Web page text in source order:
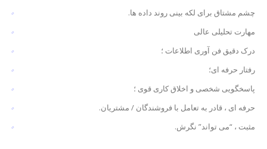
چشم مشتاق برای لکه بینی روند داده ها.
مهارت تحلیلی عالی
درک دقیق فن آوری اطلاعات ؛
رفتار حرفه ای؛
پاسخگویی شخصی و اخلاق کاری قوی ؛
حرفه ای ، قادر به تعامل با فروشندگان / مشتریان.
مثبت ، “می تواند” نگرش.